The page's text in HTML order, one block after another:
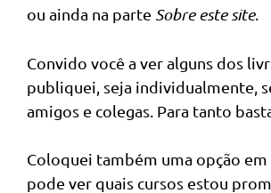
ou ainda na parte Sobre este site.
Convido você a ver alguns dos
publiquei, seja individualmente,
amigos e colegas. Para tanto
Coloquei também uma opção em
pode ver quais cursos estou